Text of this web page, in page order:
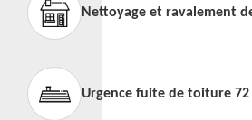
Nettoyage et ravalement
Urgence fuite de toiture 72